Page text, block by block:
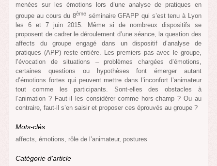
menées sur les émotions lors d’une analyse de pratiques en
groupe au cours du 8ème séminaire GFAPP qui s’est tenu à Lyon
les 6 et 7 juin 2015. Même si de nombreux dispositifs se
proposent de cadrer le déroulement d’une séance, la question des
affects du groupe engagé dans un dispositif d’analyse de
pratiques (APP) reste entière. Les premiers pas avec le groupe,
l’évocation de situations – problèmes chargées d’émotions,
certaines questions ou hypothèses font émerger autant
d’émotions fortes qui peuvent mettre dans l’inconfort l’animateur
tout comme les participants. Sont-elles des obstacles à
l’animation ? Faut-il les considérer comme hors-champ ? Ou au
contraire, faut-il s’en saisir et proposer ces éprouvés au groupe ?
Mots-clés
affects, émotions, rôle de l’animateur, postures
Catégorie d’article